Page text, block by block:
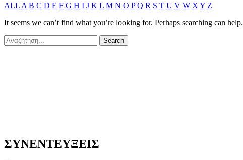
ALL A B C D E F G H I J K L M N O P Q R S T U V W X Y Z
It seems we can’t find what you’re looking for. Perhaps searching can help.
ΣΥΝΕΝΤΕΥΞΕΙΣ